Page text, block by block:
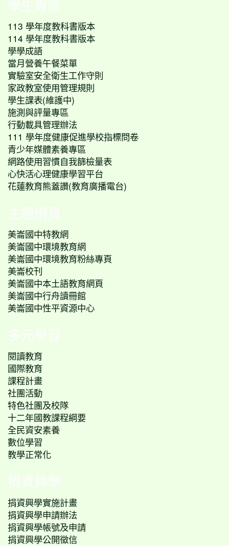
學生專區
113 學年度教科書版本
114 學年度教科書版本
學學成語
當月營養午餐菜單
實驗室安全衛生工作守則
家政教室使用管理規則
學生課表(維護中)
施測與評量專區
行動載具管理辦法
111 學年度健康促進學校指標問卷
青少年媒體素養專區
網路使用習慣自我篩檢量表
心快活心理健康學習平台
花蓮教育熊蓋讚(教育廣播電台)
主題網頁
美崙國中特教網
美崙國中環境教育網
美崙國中環境教育粉絲專頁
美崙校刊
美崙國中本土語教育網頁
美崙國中行舟讀冊館
美崙國中性平資源中心
多元學習
閱讀教育
國際教育
課程計畫
社團活動
特色社團及校隊
十二年國教課程綱要
全民資安素養
數位學習
教學正常化
捐資興學
捐資興學實施計畫
捐資興學申請辦法
捐資興學帳號及申請
捐資興學公開徵信